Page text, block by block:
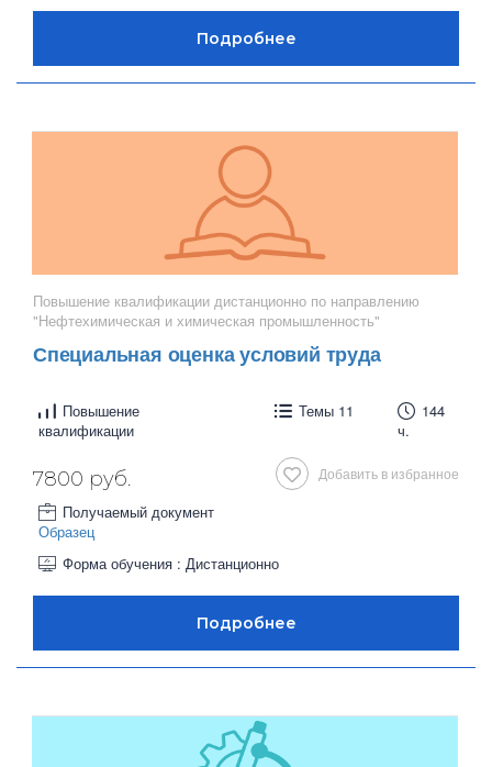
Повышение квалификации дистанционно по направлению
"Нефтехимическая и химическая промышленность"
Специальная оценка условий труда
Повышение
квалификации
Темы 11
144
ч.
Добавить в избранное
7800 руб.
Получаемый документ
Образец
Форма обучения : Дистанционно